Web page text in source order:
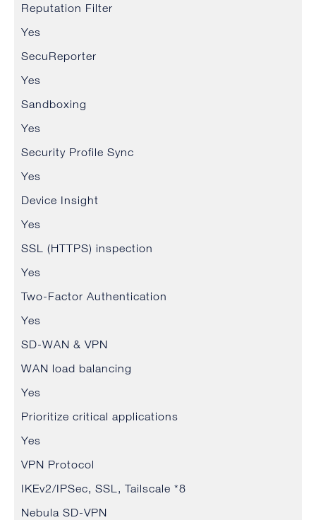
Reputation Filter
Yes
SecuReporter
Yes
Sandboxing
Yes
Security Profile Sync
Yes
Device Insight
Yes
SSL (HTTPS) inspection
Yes
Two-Factor Authentication
Yes
SD-WAN & VPN
WAN load balancing
Yes
Prioritize critical applications
Yes
VPN Protocol
IKEv2/IPSec, SSL, Tailscale *8
Nebula SD-VPN